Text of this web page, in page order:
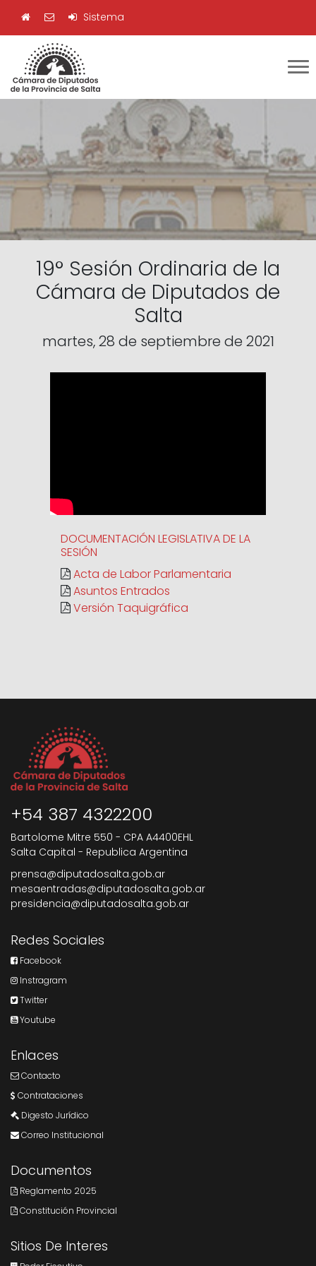
Sistema
19° Sesión Ordinaria de la
Cámara de Diputados de
Salta
martes, 28 de septiembre de 2021
DOCUMENTACIÓN LEGISLATIVA DE LA
SESIÓN
Acta de Labor Parlamentaria
Asuntos Entrados
Versión Taquigráfica
+54 387 4322200
Bartolome Mitre 550 - CPA A4400EHL
Salta Capital - Republica Argentina
prensa@diputadosalta.gob.ar
mesaentradas@diputadosalta.gob.ar
presidencia@diputadosalta.gob.ar
Redes Sociales
Facebook
Instragram
Twitter
Youtube
Enlaces
Contacto
Contrataciones
Digesto Jurídico
Correo Institucional
Documentos
Reglamento 2025
Constitución Provincial
Sitios De Interes